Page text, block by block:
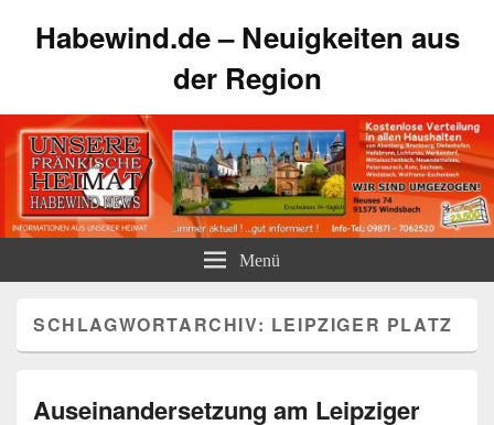
Habewind.de – Neuigkeiten aus
der Region
Menü
SCHLAGWORTARCHIV: LEIPZIGER PLATZ
Auseinandersetzung am Leipziger